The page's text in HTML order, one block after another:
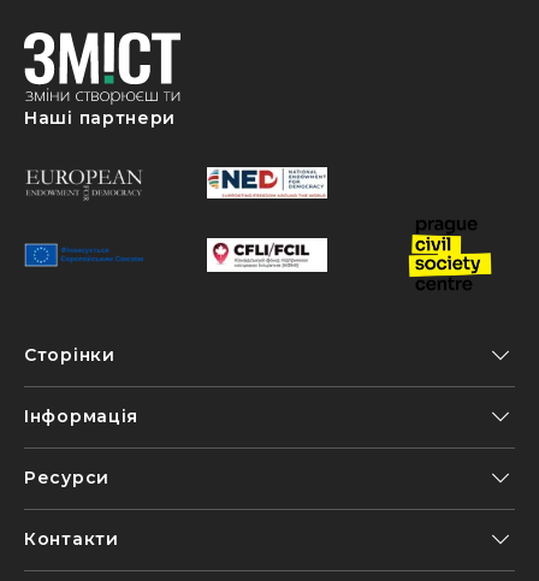
Наші партнери
Сторінки
Інформація
Ресурси
Контакти